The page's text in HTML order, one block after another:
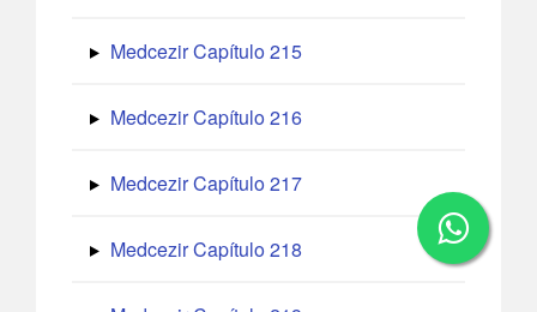
Medcezir Capítulo 215
Medcezir Capítulo 216
Medcezir Capítulo 217
Medcezir Capítulo 218